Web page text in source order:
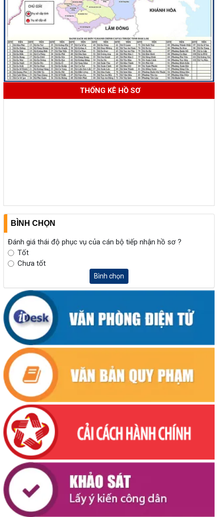
THỐNG KÊ HỒ SƠ
BÌNH CHỌN
Đánh giá thái độ phục vụ của cán bộ tiếp nhận hồ sơ ?
Tốt
Chưa tốt
Bình chọn